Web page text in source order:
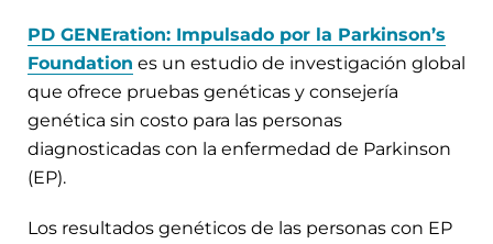
PD GENEration: Impulsado por la Parkinson’s
Foundation es un estudio de investigación global
que ofrece pruebas genéticas y consejería
genética sin costo para las personas
diagnosticadas con la enfermedad de Parkinson
(EP).
Los resultados genéticos de las personas con EP